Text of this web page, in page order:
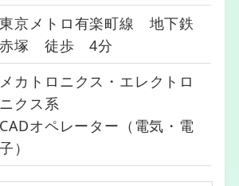
東京メトロ有楽町線 地下鉄
赤塚 徒歩 4分
メカトロニクス・エレクトロ
ニクス系
CADオペレーター（電気・電
子）